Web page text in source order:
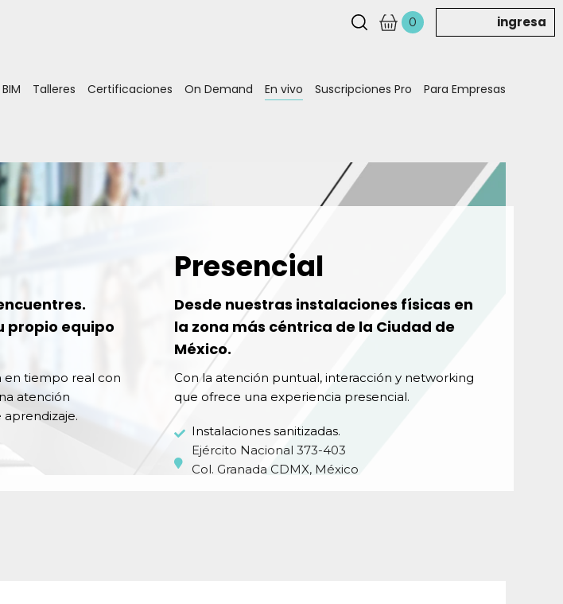
0 ingresa
BIM Talleres Certificaciones On Demand En vivo Suscripciones Pro Para Empresas
propio equipo
en tiempo real con
atención
Presencial
Desde nuestras instalaciones físicas en
la zona más céntrica de la Ciudad de
México.
Con la atención puntual, interacción y networking
que ofrece una experiencia presencial.
Instalaciones sanitizadas.
Ejército Nacional 373-403
Col. Granada CDMX, México